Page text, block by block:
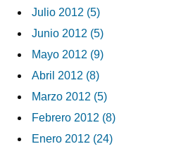
Julio 2012 (5)
Junio 2012 (5)
Mayo 2012 (9)
Abril 2012 (8)
Marzo 2012 (5)
Febrero 2012 (8)
Enero 2012 (24)